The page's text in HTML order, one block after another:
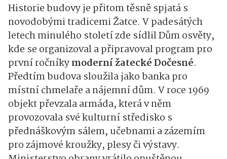
Historie budovy je přitom těsně spjatá s
novodobými tradicemi Žatce. V padesátých
letech minulého století zde sídlil Dům osvěty,
kde se organizoval a připravoval program pro
první ročníkymoderní žatecké Dočesné.
Předtím budova sloužila jako banka pro
místní chmelaře a nájemní dům. V roce 1969
objekt převzala armáda, která v něm
provozovala své kulturní středisko s
přednáškovým sálem, učebnami a zázemím
pro zájmové kroužky, plesy či výstavy.